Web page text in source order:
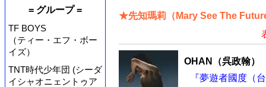
= グループ =
TF BOYS
（ティー・エフ・ボー
イズ）
TNT時代少年団 (シーダ
イシャオニェントゥア
★先知瑪莉（Mary See The
OHAN（呉政翰）
『夢遊者國度（